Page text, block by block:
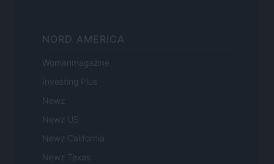
NORD AMERICA
Womanmagazine
Investing Plus
Newz
Newz US
Newz California
Newz Texas